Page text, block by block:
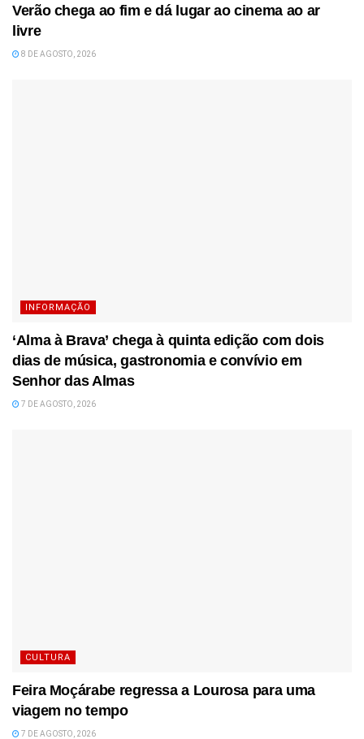
Verão chega ao fim e dá lugar ao cinema ao ar
livre
8 DE AGOSTO, 2026
INFORMAÇÃO
‘Alma à Brava’ chega à quinta edição com dois
dias de música, gastronomia e convívio em
Senhor das Almas
7 DE AGOSTO, 2026
CULTURA
Feira Moçárabe regressa a Lourosa para uma
viagem no tempo
7 DE AGOSTO, 2026